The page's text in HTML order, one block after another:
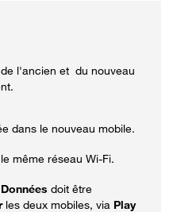
l'ancien et du nouveau
dans le nouveau mobile.
même réseau Wi-Fi.
doit être
les deux mobiles, via Play